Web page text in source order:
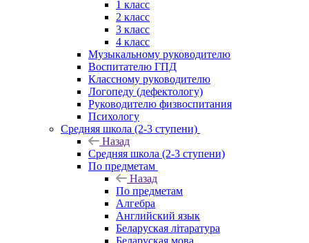
1 класс
2 класс
3 класс
4 класс
Музыкальному руководителю
Воспитателю ГПД
Классному руководителю
Логопеду (дефектологу)
Руководителю физвоспитания
Психологу
Средняя школа (2-3 ступени)
Назад
Средняя школа (2-3 ступени)
По предметам
Назад
По предметам
Алгебра
Английский язык
Беларуская літаратура
Беларуская мова